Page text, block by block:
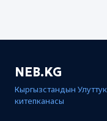
NEB.KG
Кыргызстандын
китепканасы